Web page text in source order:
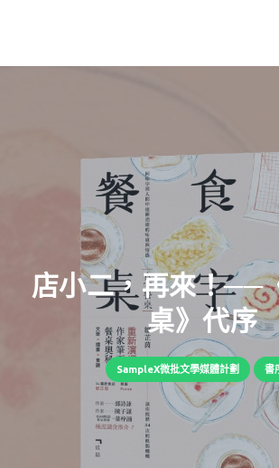
店小二，再來！──
桌》代序
SampleX微批文學媒體計劃 書